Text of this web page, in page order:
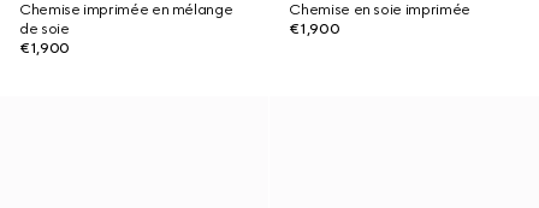
Chemise imprimée en mélange
de soie
€1,900
Chemise en soie imprimée
€1,900